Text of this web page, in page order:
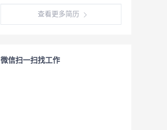
查看更多简历
微信扫一扫找工作